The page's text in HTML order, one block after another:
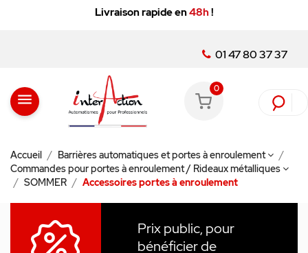
Livraison rapide en48h!
01 47 80 37 37
menu
0
Accueil
Barrières automatiques et portes à enroulement
Commandes pour portes à enroulement / Rideaux métalliques
SOMMER
Accessoires portes à enroulement
Prix public, pour
bénéficier de